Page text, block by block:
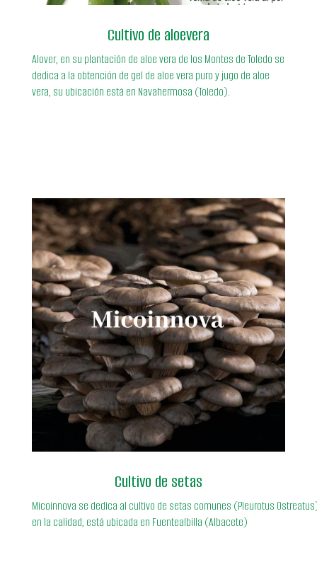
Cultivo de aloevera
Alover, en su plantación de aloe vera de los Montes de Toledo se
dedica a la obtención de gel de aloe vera puro y jugo de aloe
vera, su ubicación está en Navahermosa (Toledo).
Cultivo de setas
Micoinnova se dedica al cultivo de setas comunes (Pleurotus
en la calidad, está ubicada en Fuentealbilla (Albacete)
Saber más
https://micoinnova.com/
https://setaselpinar.es/es/
https://www.foodandwineclm.com/empresa/setas-
meli-s-l/